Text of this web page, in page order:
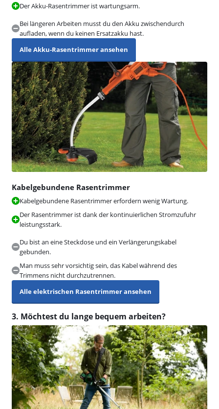
Der Akku-Rasentrimmer ist wartungsarm.
Bei längeren Arbeiten musst du den Akku zwischendurch
aufladen, wenn du keinen Ersatzakku hast.
Alle Akku-Rasentrimmer ansehen
Kabelgebundene Rasentrimmer
Kabelgebundene Rasentrimmer erfordern wenig Wartung.
Der Rasentrimmer ist dank der kontinuierlichen Stromzufuhr
leistungsstark.
Du bist an eine Steckdose und ein Verlängerungskabel
gebunden.
Man muss sehr vorsichtig sein, das Kabel während des
Trimmens nicht durchzutrennen.
Alle elektrischen Rasentrimmer ansehen
3. Möchtest du lange bequem arbeiten?